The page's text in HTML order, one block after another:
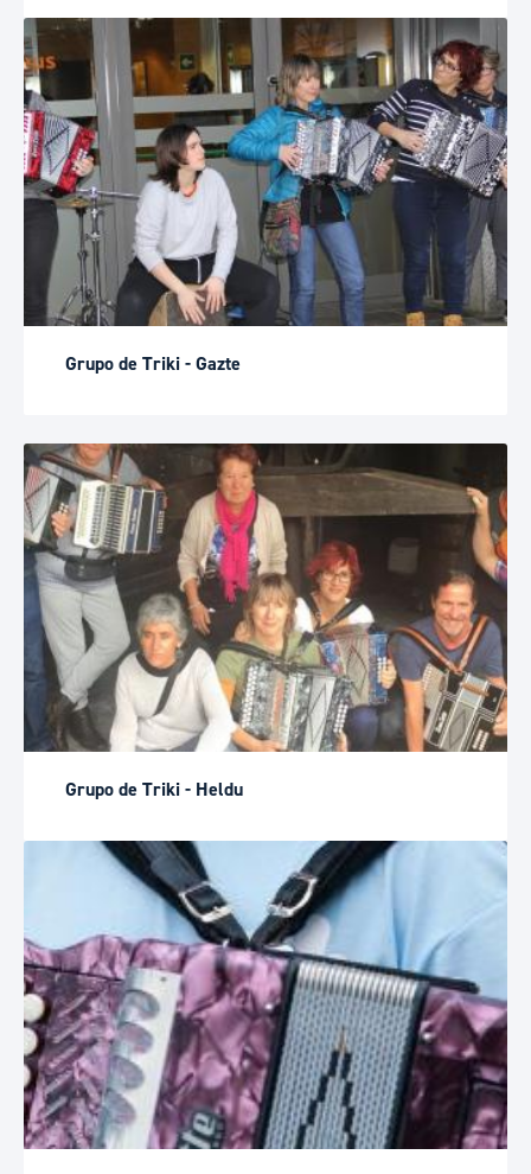
Grupo de Triki - Gazte
Grupo de Triki - Heldu